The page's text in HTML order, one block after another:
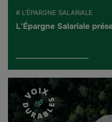
# L'ÉPARGNE SALARIALE
L'Épargne Salariale